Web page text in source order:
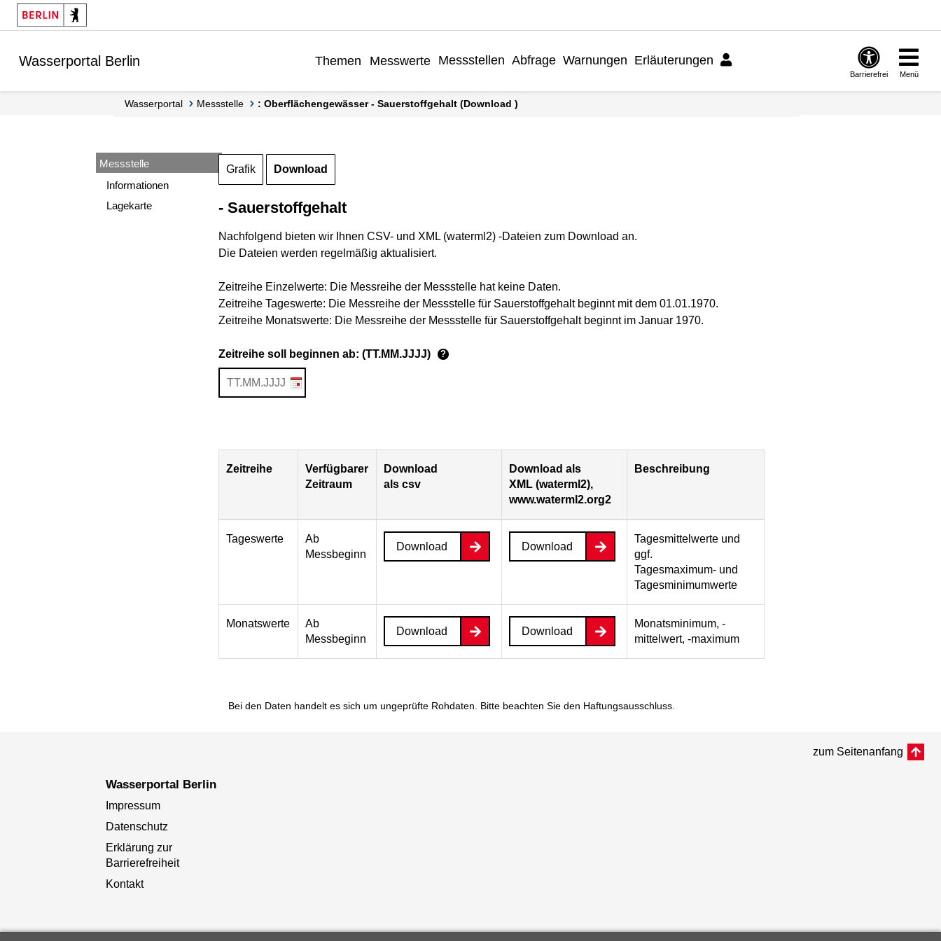
Springe zur Navigation
Springe zum Inhalt
Wasserportal Berlin Themen Messwerte Messstellen Abfrage Warnungen Erläuterungen
Barrierefrei Menü
Wasserportal Messstelle : Oberflächengewässer - Sauerstoffgehalt (Download )
Messstelle
Informationen
Lagekarte
Grafik Download
- Sauerstoffgehalt
Nachfolgend bieten wir Ihnen CSV- und XML (waterml2) -Dateien zum Download an.
Die Dateien werden regelmäßig aktualisiert.
Zeitreihe Einzelwerte: Die Messreihe der Messstelle hat keine Daten.
Zeitreihe Tageswerte: Die Messreihe der Messstelle für Sauerstoffgehalt beginnt mit dem 01.01.1970.
Zeitreihe Monatswerte: Die Messreihe der Messstelle für Sauerstoffgehalt beginnt im Januar 1970.
Zeitreihe soll beginnen ab: (TT.MM.JJJJ) ?
Zeitreihe
Verfügbarer
Zeitraum
Download
als csv
Download als
XML (waterml2),
www.waterml2.org2
Beschreibung
Tageswerte
Ab
Messbeginn
Download Download
Tagesmittelwerte und
ggf.
Tagesmaximum- und
Tagesminimumwerte
Monatswerte
Ab
Messbeginn
Download Download
Monatsminimum, -
mittelwert, -maximum
Bei den Daten handelt es sich um ungeprüfte Rohdaten. Bitte beachten Sie den Haftungsausschluss.
zum Seitenanfang
Wasserportal Berlin
Impressum
Datenschutz
Erklärung zur
Barrierefreiheit
Kontakt